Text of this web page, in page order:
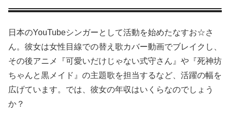
日本のYouTubeシンガーとして活動を始めたなすお☆さ
ん。彼女は女性目線での替え歌カバー動画でブレイクし、
その後アニメ『可愛いだけじゃない式守さん』や『死神坊
ちゃんと黒メイド』の主題歌を担当するなど、活躍の幅を
広げています。では、彼女の年収はいくらなのでしょう
か？